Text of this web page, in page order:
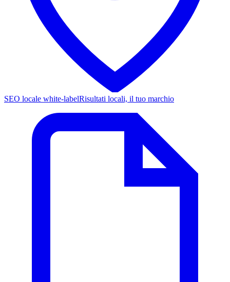
SEO locale white-labelRisultati locali, il tuo marchio